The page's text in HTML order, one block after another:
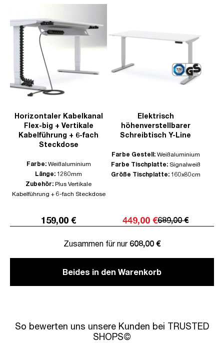
Horizontaler Kabelkanal
Flex-big + Vertikale
Kabelführung + 6-fach
Steckdose
Farbe: Weißaluminium
Länge: 1280mm
Zubehör: Plus Vertikale
Kabelführung + 6-fach Steckdose
159,00 €
Elektrisch
höhenverstellbarer
Schreibtisch Y-Line
Farbe Gestell: Weißaluminium
Farbe Tischplatte: Signalweiß
Größe Tischplatte: 160x80cm
449,00 €689,00 €
Zusammen für nur 608,00 €
Beides in den Warenkorb
So bewerten uns unsere Kunden bei TRUSTED
SHOPS©